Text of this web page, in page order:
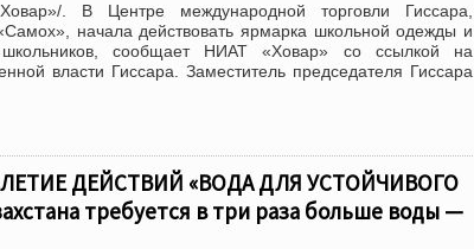
. В Центре международной торговли Гиссара,
начала действовать ярмарка школьной одежды и
сообщает НИАТ «Ховар» со ссылкой на
власти Гиссара. Заместитель председателя Гиссара
ДЕЙСТВИЙ «ВОДА ДЛЯ УСТОЙЧИВОГО
требуется в три раза больше воды —